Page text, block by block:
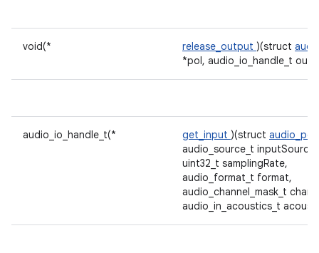
void(* release_output )(struct
*pol, audio_io_handle_t
audio_io_handle_t(* get_input )(struct
audio_source_t inputSource,
uint32_t samplingRate,
audio_format_t format,
audio_channel_mask_t
audio_in_acoustics_t